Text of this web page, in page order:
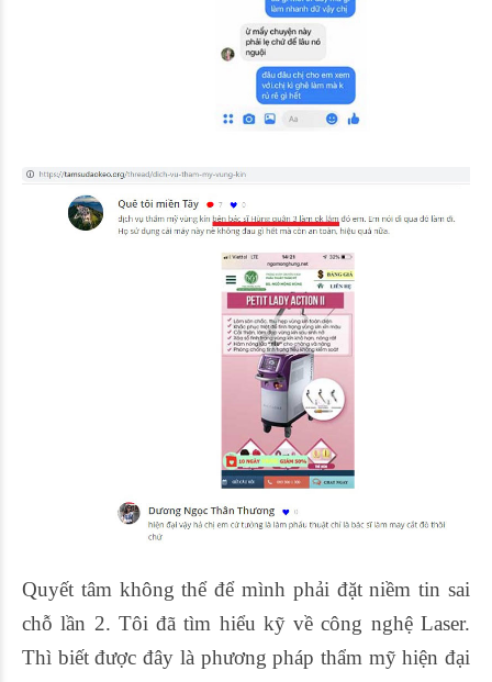
Quyết tâm không thể để mình phải đặt niềm tin sai
chỗ lần 2. Tôi đã tìm hiểu kỹ về công nghệ Laser.
Thì biết được đây là phương pháp thẩm mỹ hiện đại